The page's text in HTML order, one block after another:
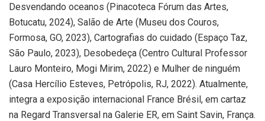
Desvendando oceanos (Pinacoteca Fórum das Artes,
Botucatu, 2024), Salão de Arte (Museu dos Couros,
Formosa, GO, 2023), Cartografias do cuidado (Espaço Taz,
São Paulo, 2023), Desobedeça (Centro Cultural Professor
Lauro Monteiro, Mogi Mirim, 2022) e Mulher de ninguém
(Casa Hercílio Esteves, Petrópolis, RJ, 2022). Atualmente,
integra a exposição internacional France Brésil, em cartaz
na Regard Transversal na Galerie ER, em Saint Savin, França.